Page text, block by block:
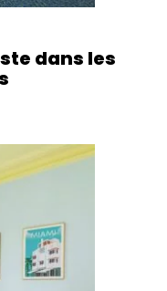
dans les